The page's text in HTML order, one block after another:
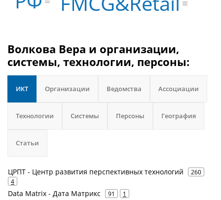
Волкова Вера и организации,
системы, технологии, персоны:
ИКТ Организации Ведомства Ассоциации
Технологии Системы Персоны География
Статьи
ЦРПТ - Центр развития перспективных технологий
260
4
Data Matrix - Дата Матрикс 91 1